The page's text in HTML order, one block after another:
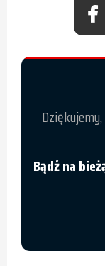
Bądź na